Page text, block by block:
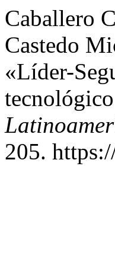
Caballero
Castedo
«Líder-
205.